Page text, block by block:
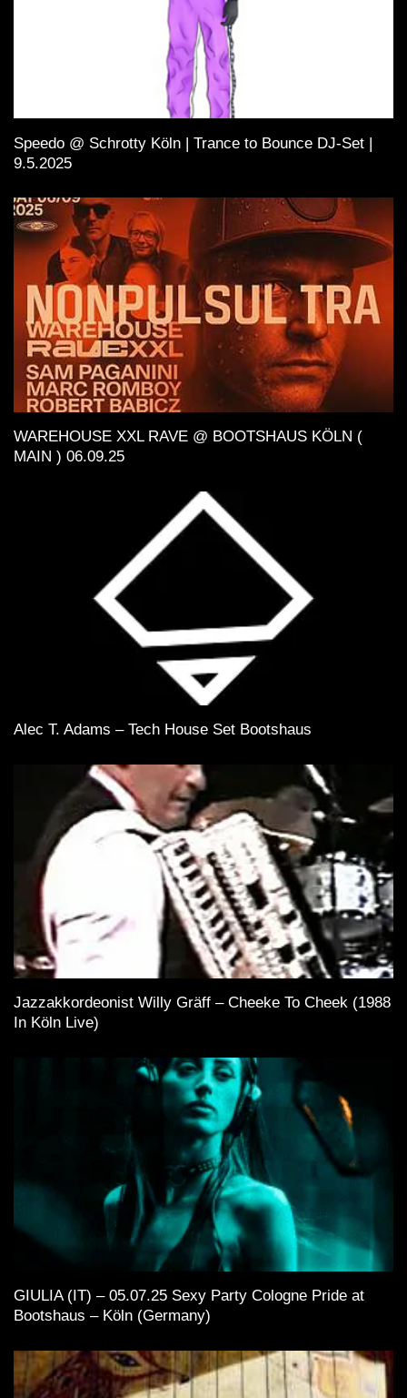
Speedo @ Schrotty Köln | Trance to Bounce DJ-Set |
9.5.2025
WAREHOUSE XXL RAVE @ BOOTSHAUS KÖLN (
MAIN ) 06.09.25
Alec T. Adams – Tech House Set Bootshaus
Jazzakkordeonist Willy Gräff – Cheeke To Cheek (1988
In Köln Live)
GIULIA (IT) – 05.07.25 Sexy Party Cologne Pride at
Bootshaus – Köln (Germany)